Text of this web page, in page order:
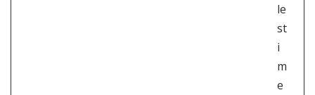
le
st
i
m
e